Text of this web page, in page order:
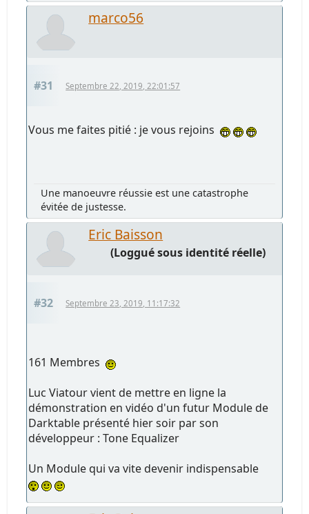
marco56
#31 Septembre 22, 2019, 22:01:57
Vous me faites pitié : je vous rejoins
Une manoeuvre réussie est une catastrophe
évitée de justesse.
Eric Baisson
(Loggué sous identité réelle)
#32 Septembre 23, 2019, 11:17:32
161 Membres
Luc Viatour vient de mettre en ligne la
démonstration en vidéo d'un futur Module de
Darktable présenté hier soir par son
développeur : Tone Equalizer
Un Module qui va vite devenir indispensable